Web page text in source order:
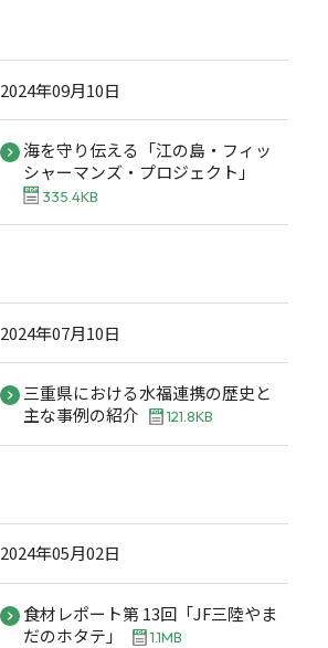
2024年09月10日
海を守り伝える「江の島・フィッ
シャーマンズ・プロジェクト」
335.4KB
2024年07月10日
三重県における水福連携の歴史と
主な事例の紹介
121.8KB
2024年05月02日
食材レポート第 13回「JF三陸やま
だのホタテ」
1.1MB